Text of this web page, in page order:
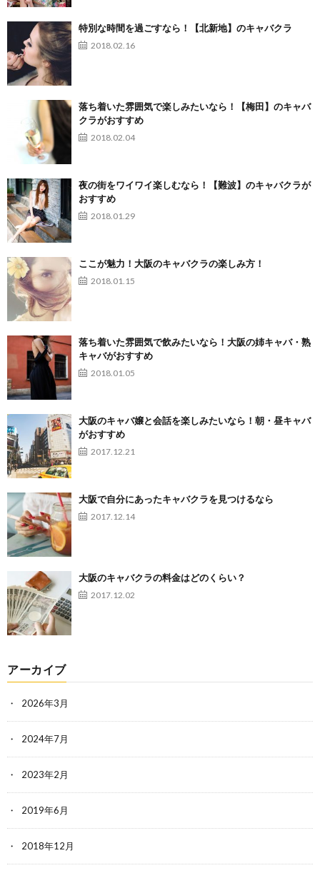
特別な時間を過ごすなら！【北新地】のキャバクラ
2018.02.16
落ち着いた雰囲気で楽しみたいなら！【梅田】のキャバ
クラがおすすめ
2018.02.04
夜の街をワイワイ楽しむなら！【難波】のキャバクラが
おすすめ
2018.01.29
ここが魅力！大阪のキャバクラの楽しみ方！
2018.01.15
落ち着いた雰囲気で飲みたいなら！大阪の姉キャバ・熟
キャバがおすすめ
2018.01.05
大阪のキャバ嬢と会話を楽しみたいなら！朝・昼キャバ
がおすすめ
2017.12.21
大阪で自分にあったキャバクラを見つけるなら
2017.12.14
大阪のキャバクラの料金はどのくらい？
2017.12.02
アーカイブ
2026年3月
2024年7月
2023年2月
2019年6月
2018年12月